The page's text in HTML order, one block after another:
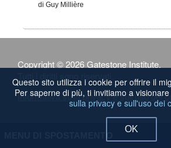
di Guy Millière
Copyright © 2026 Gatestone Institute.
Informativa sulla privacy e sull'uso dei
Questo sito utilizza i cookie per offrire il
Per saperne di più, ti invitiamo a
sulla privacy e sull'uso dei
OK